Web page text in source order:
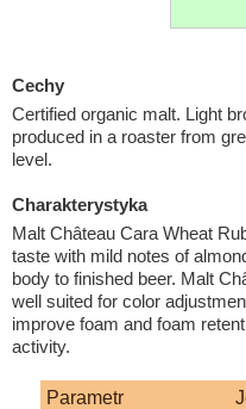
Cechy
Certified organic malt. Light
produced in a roaster from
level.
Charakterystyka
Malt Château Cara Wheat
taste with mild notes of
body to finished beer. Malt
well suited for color
improve foam and foam
activity.
Parametr